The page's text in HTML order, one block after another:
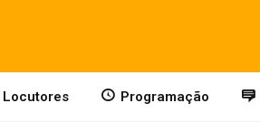
Locutores Programação